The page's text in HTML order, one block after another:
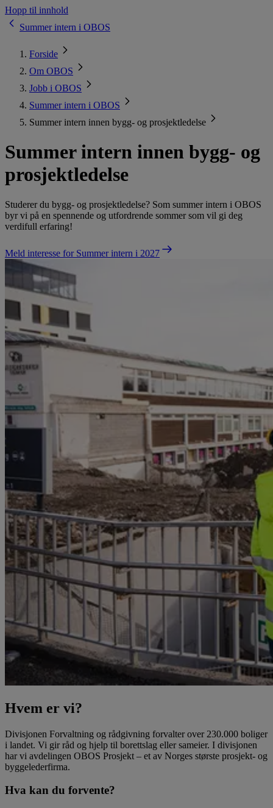
Hopp til innhold
Summer intern i OBOS
Forside
Om OBOS
Jobb i OBOS
Summer intern i OBOS
Summer intern innen bygg- og prosjektledelse
Summer intern innen bygg- og
prosjektledelse
Studerer du bygg- og prosjektledelse? Som summer intern i OBOS
byr vi på en spennende og utfordrende sommer som vil gi deg
verdifull erfaring!
Meld interesse for Summer intern i 2027
Hvem er vi?
Divisjonen Forvaltning og rådgivning forvalter over 230.000 boliger
i landet. Vi gir råd og hjelp til borettslag eller sameier. I divisjonen
har vi avdelingen OBOS Prosjekt – et av Norges største prosjekt- og
byggelederfirma.
Hva kan du forvente?